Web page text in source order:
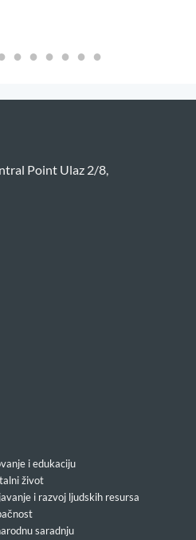
Point Ulaz 2/8,
i edukaciju
život
i razvoj ljudskih resursa
saradnju